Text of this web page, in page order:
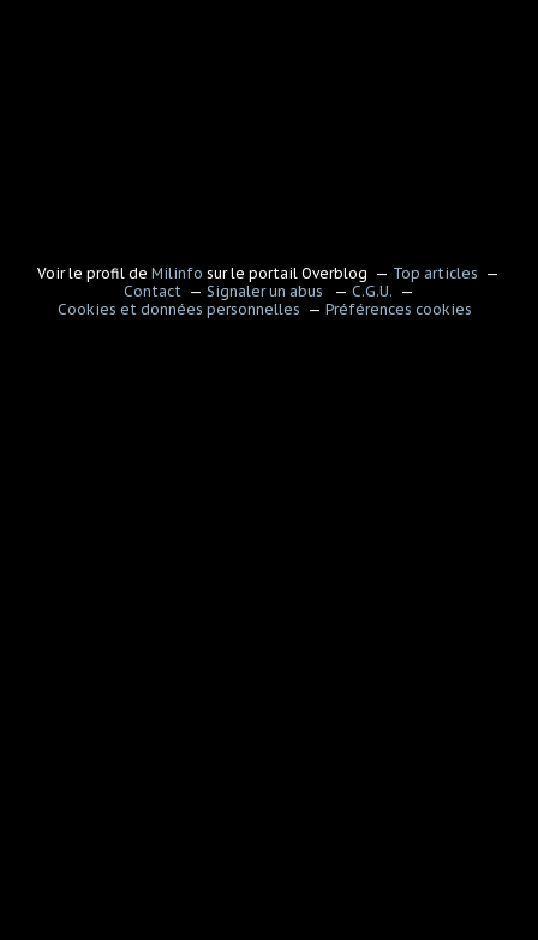
Voir le profil deMilinfo sur le portail Overblog
Top articles
Contact
Signaler un abus
C.G.U.
Cookies et données personnelles
Préférences cookies